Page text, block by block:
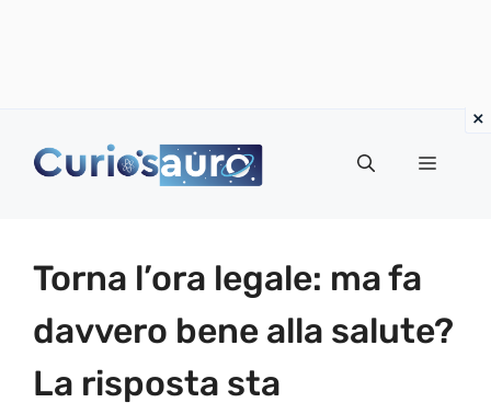
Menu
Torna l’ora legale: ma fa
davvero bene alla salute?
La risposta sta